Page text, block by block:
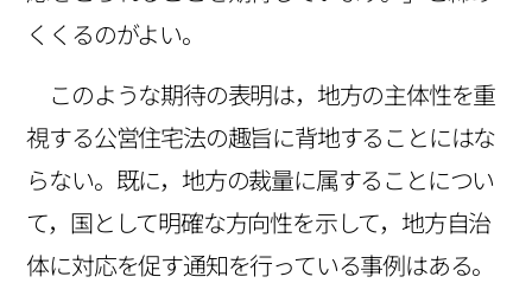
くくるのがよい。
このような期待の表明は，地方の主体性を重
視する公営住宅法の趣旨に背地することにはな
らない。既に，地方の裁量に属することについ
て，国として明確な方向性を示して，地方自治
体に対応を促す通知を行っている事例はある。